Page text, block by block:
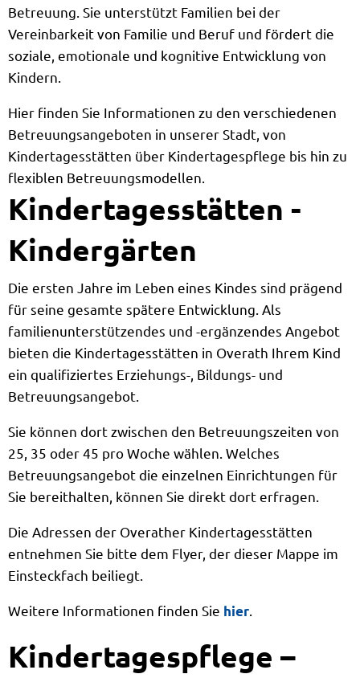
Betreuung. Sie unterstützt Familien bei der
Vereinbarkeit von Familie und Beruf und fördert die
soziale, emotionale und kognitive Entwicklung von
Kindern.
Hier finden Sie Informationen zu den verschiedenen
Betreuungsangeboten in unserer Stadt, von
Kindertagesstätten über Kindertagespflege bis hin zu
flexiblen Betreuungsmodellen.
Kindertagesstätten -
Kindergärten
Die ersten Jahre im Leben eines Kindes sind prägend
für seine gesamte spätere Entwicklung. Als
familienunterstützendes und -ergänzendes Angebot
bieten die Kindertagesstätten in Overath Ihrem Kind
ein qualifiziertes Erziehungs-, Bildungs- und
Betreuungsangebot.
Sie können dort zwischen den Betreuungszeiten von
25, 35 oder 45 pro Woche wählen. Welches
Betreuungsangebot die einzelnen Einrichtungen für
Sie bereithalten, können Sie direkt dort erfragen.
Die Adressen der Overather Kindertagesstätten
entnehmen Sie bitte dem Flyer, der dieser Mappe im
Einsteckfach beiliegt.
Weitere Informationen finden Sie hier
Kindertagespflege –